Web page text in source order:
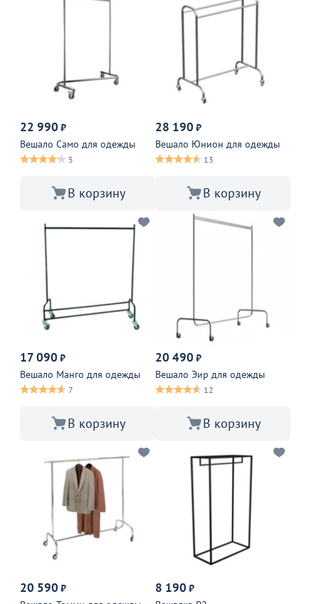
22 990 ₽
Вешало Само для одежды
5
В корзину
28 190 ₽
Вешало Юнион для одежды
13
В корзину
17 090 ₽
Вешало Манго для одежды
7
В корзину
20 490 ₽
Вешало Эир для одежды
12
В корзину
20 590 ₽
8 190 ₽